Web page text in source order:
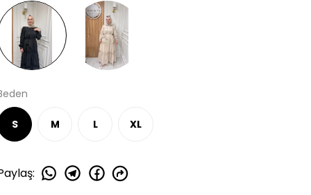
S M L XL
: